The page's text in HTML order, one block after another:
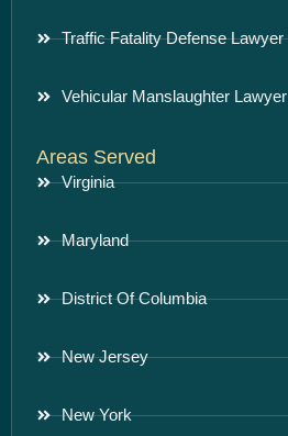
Traffic Fatality Defense Lawyer
Vehicular Manslaughter Lawyer
Areas Served
Virginia
Maryland
District Of Columbia
New Jersey
New York